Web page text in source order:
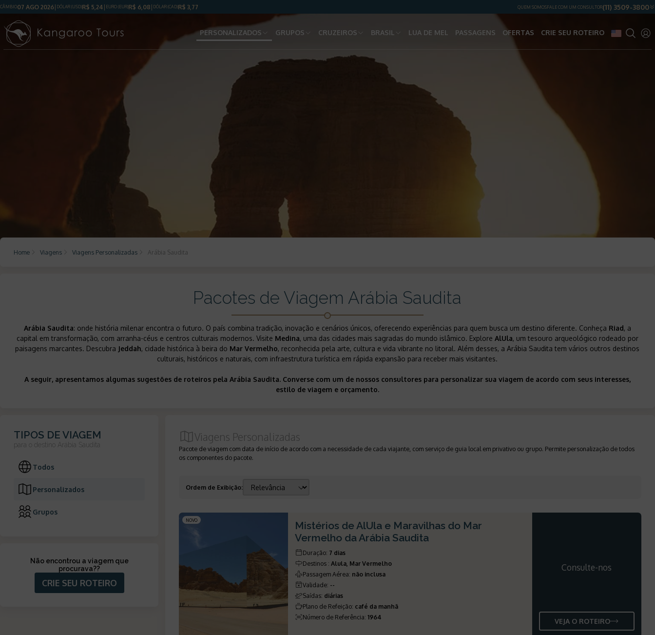
CÂMBIO07 AGO 2026 DÓLAR(USD)R$ 5,24 EURO (EUR)R$ 6,08 DÓLAR(CAD)R$ 3,77 QUEM SOMOSFALE COM UM CONSULTOR(11) 3509-3800
PERSONALIZADOS GRUPOS CRUZEIROS BRASIL LUA DE MEL PASSAGENS OFERTAS CRIE SEU ROTEIRO
Home Viagens Viagens Personalizadas Arábia Saudita
Pacotes de Viagem Arábia Saudita
Arábia Saudita: onde história milenar encontra o futuro. O país combina tradição, inovação e cenários únicos, oferecendo experiências para quem busca um destino diferente. Conheça Riad, a
capital em transformação, com arranha-céus e centros culturais modernos. Visite Medina, uma das cidades mais sagradas do mundo islâmico. Explore AlUla, um tesouro arqueológico rodeado por
paisagens marcantes. Descubra Jeddah, cidade histórica à beira do Mar Vermelho, reconhecida pela arte, cultura e vida vibrante no litoral. Além desses, a Arábia Saudita tem vários outros destinos
culturais, históricos e naturais, com infraestrutura turística em rápida expansão para receber mais visitantes.
A seguir, apresentamos algumas sugestões de roteiros pela Arábia Saudita. Converse com um de nossos consultores para personalizar sua viagem de acordo com seus interesses,
estilo de viagem e orçamento.
TIPOS DE VIAGEM
para o destino Arábia Saudita
Todos
Personalizados
Grupos
Não encontrou a viagem que
procurava??
CRIE SEU ROTEIRO
Viagens Personalizadas
Pacote de viagem com data de início de acordo com a necessidade de cada viajante, com serviço de guia local em privativo ou grupo. Permite personalização de todos
os componentes do pacote.
Ordem de Exibição:
NOVO
Mistérios de AlUla e Maravilhas do Mar
Vermelho da Arábia Saudita
Duração: 7 dias
Destinos : Alula, Mar Vermelho
Passagem Aérea: não inclusa
Validade: --
Saídas: diárias
Plano de Refeição: café da manhã
Número de Referência:1964
Consulte-nos
VEJA O ROTEIRO